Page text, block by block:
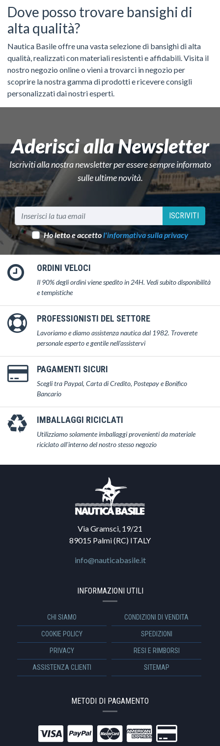
Dove posso trovare bansighi di
alta qualità?
Nautica Basile offre una vasta selezione di bansighi di alta
qualità, realizzati con materiali resistenti e affidabili. Visita il
nostro negozio online o vieni a trovarci in negozio per
scoprire la nostra gamma di prodotti e ricevere consigli
personalizzati dai nostri esperti.
Aderisci alla Newsletter
Iscriviti alla nostra newsletter per essere sempre informato
sulle ultime novità.
ISCRIVITI
Ho letto e accettol'informativa sulla privacy
ORDINI VELOCI
Il 90% degli ordini viene spedito in 24H. Vedi subito disponibilità
e tempistiche
PROFESSIONISTI DEL SETTORE
Lavoriamo e diamo assistenza nautica dal 1982. Troverete
personale esperto e gentile nell'assistervi
PAGAMENTI SICURI
Scegli tra Paypal, Carta di Credito, Postepay e Bonifico
Bancario
IMBALLAGGI RICICLATI
Utilizziamo solamente imballaggi provenienti da materiale
riciclato all'interno del nostro stesso negozio
Via Gramsci, 19/21
89015 Palmi (RC) ITALY
info@nauticabasile.it
INFORMAZIONI UTILI
CHI SIAMO CONDIZIONI DI VENDITA
COOKIE POLICY SPEDIZIONI
PRIVACY RESI E RIMBORSI
ASSISTENZA CLIENTI SITEMAP
METODI DI PAGAMENTO